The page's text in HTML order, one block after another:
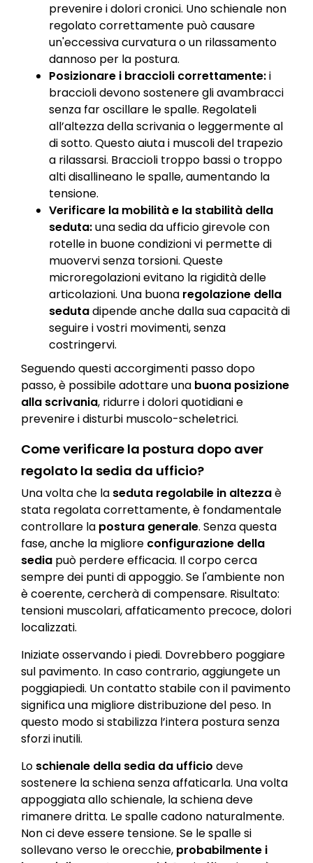
prevenire i dolori cronici. Uno schienale non
regolato correttamente può causare
un'eccessiva curvatura o un rilassamento
dannoso per la postura.
Posizionare i braccioli correttamente:i
braccioli devono sostenere gli avambracci
senza far oscillare le spalle. Regolateli
all’altezza della scrivania o leggermente al
di sotto. Questo aiuta i muscoli del trapezio
a rilassarsi. Braccioli troppo bassi o troppo
alti disallineano le spalle, aumentando la
tensione.
Verificare la mobilità e la stabilità della
seduta:una sedia da ufficio girevole con
rotelle in buone condizioni vi permette di
muovervi senza torsioni. Queste
microregolazioni evitano la rigidità delle
articolazioni. Una buona regolazione della
sedutadipende anche dalla sua capacità di
seguire i vostri movimenti, senza
costringervi.
Seguendo questi accorgimenti passo dopo
passo, è possibile adottare una buona posizione
alla scrivania, ridurre i dolori quotidiani e
prevenire i disturbi muscolo-scheletrici.
Come verificare la postura dopo aver
regolato la sedia da ufficio?
Una volta che la seduta regolabile in altezzaè
stata regolata correttamente, è fondamentale
controllare la postura generale. Senza questa
fase, anche la migliore configurazione della
sedia può perdere efficacia. Il corpo cerca
sempre dei punti di appoggio. Se l'ambiente non
è coerente, cercherà di compensare. Risultato:
tensioni muscolari, affaticamento precoce, dolori
localizzati.
Iniziate osservando i piedi. Dovrebbero poggiare
sul pavimento. In caso contrario, aggiungete un
poggiapiedi. Un contatto stabile con il pavimento
significa una migliore distribuzione del peso. In
questo modo si stabilizza l’intera postura senza
sforzi inutili.
Lo schienale della sedia da ufficio deve
sostenere la schiena senza affaticarla. Una volta
appoggiata allo schienale, la schiena deve
rimanere dritta. Le spalle cadono naturalmente.
Non ci deve essere tensione. Se le spalle si
sollevano verso le orecchie, probabilmente i